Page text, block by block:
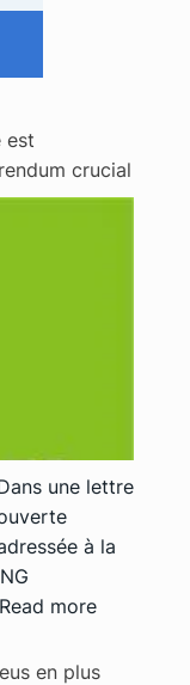
est
crucial
une lettre
à la
Read more
en plus